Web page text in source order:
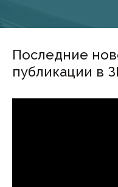
Последние
публикации в